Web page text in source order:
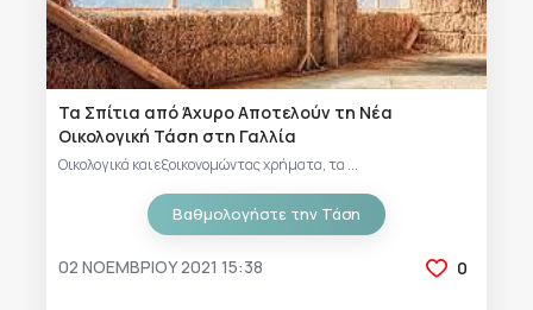
Τα Σπίτια από Άχυρο Αποτελούν τη Νέα
Οικολογική Τάση στη Γαλλία
Οικολογικά και εξοικονομώντας χρήματα, τα ...
Βαθμολογήστε την Τάση
02 ΝΟΕΜΒΡΊΟΥ 2021 15:38 0